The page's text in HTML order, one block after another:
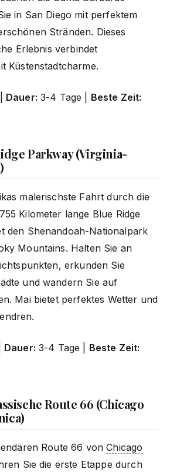
in San Diego mit perfektem
Stränden. Dieses
Erlebnis verbindet
Küstenstadtcharme.
Dauer: 3-4 Tage | Beste Zeit:
Parkway (Virginia-
malerischste Fahrt durch die
Kilometer lange Blue Ridge
den Shenandoah-Nationalpark
Mountains. Halten Sie an
erkunden Sie
und wandern Sie auf
Mai bietet perfektes Wetter und
Dauer: 3-4 Tage | Beste Zeit:
Route 66 (Chicago
Route 66 vonChicago
Sie die erste Etappe durch